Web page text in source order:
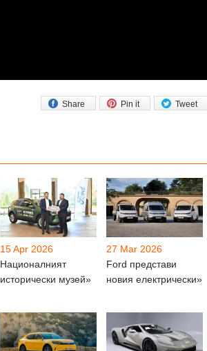
Tweet
Pin it
Share
15 Apr 2026
Националният
исторически музей»
27 Mar 2026
Ford представи
новия електрически»